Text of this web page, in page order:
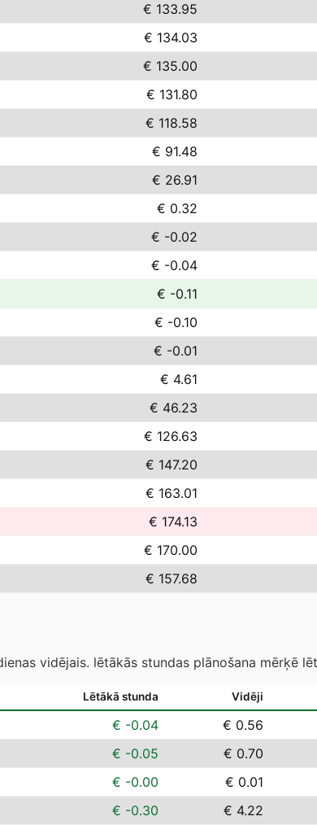
€ 133.95
€ 134.03
€ 135.00
€ 131.80
€ 118.58
€ 91.48
€ 26.91
€ 0.32
€ -0.02
€ -0.04
€ -0.11
€ -0.10
€ -0.01
€ 4.61
€ 46.23
€ 126.63
€ 147.20
€ 163.01
€ 174.13
€ 170.00
€ 157.68
vidējais. lētākās stundas plānošana mērķē
Lētākā stunda Vidēji
€ -0.04 € 0.56
€ -0.05 € 0.70
€ -0.00 € 0.01
€ -0.30 € 4.22